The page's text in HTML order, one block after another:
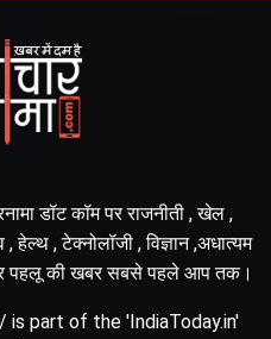
डॉट कॉम पर राजनीती , खेल ,
हेल्थ , टेक्नोलॉजी , विज्ञान ,अधात्यम
पहलू की खबर सबसे पहले आप तक।
is part of the 'IndiaToday.in'